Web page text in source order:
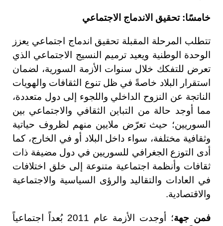
خامسًا: تحقيق الاندماج الاجتماعي
تتطلب المرحلة المقبلة تحقيق اندماج اجتماعي يعزز
الوحدة الوطنية ويعيد ترميم النسيج الاجتماعي الذي
تعرض للتفكك خلال سنوات الأزمة السورية، لضمان
استقرار البلاد خاصةً في ظل تنوع الثقافات والهويات
الناتجة عن النزوح الداخلي واللجوء إلى دول متعددة،
مما أوجد حالة من التباين الثقافي والاجتماعي بين
السوريين؛ حيث تعرّض ملايين منهم لظروف حياتية
وثقافية مختلفة، سواء داخل البلاد أو في الخارج، كما
أدى التوزع الجغرافي للسوريين في دول مضيفة ذات
ثقافات وأنظمة اجتماعية متنوعة إلى خلق اختلافات
في العادات والتقاليد والرؤى السياسية والاجتماعية
والاقتصادية.
فمن جهة
؛ أوجدت الأزمة عام 2011 بُعداً اجتماعياً